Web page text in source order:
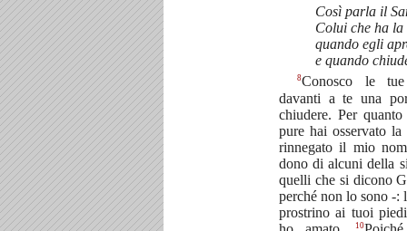
Così parla il
Colui che ha
quando egli
e quando
8Conosco le
davanti a te una
chiudere. Per
pure hai osservato
rinnegato il mio
dono di alcuni della
quelli che si dicono
perché non lo sono -:
prostrino ai tuoi
10